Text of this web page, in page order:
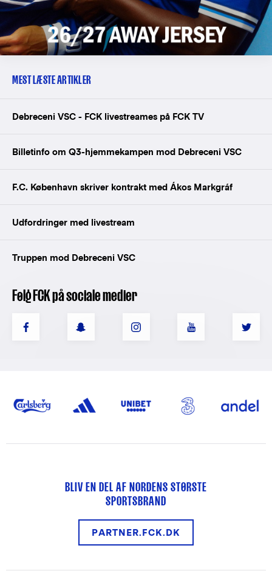
MEST LÆSTE ARTIKLER
Debreceni VSC - FCK livestreames på FCK TV
Billetinfo om Q3-hjemmekampen mod Debreceni VSC
F.C. København skriver kontrakt med Ákos Markgráf
Udfordringer med livestream
Truppen mod Debreceni VSC
Følg FCK på sociale medier
BLIV EN DEL AF NORDENS STØRSTE
SPORTSBRAND
PARTNER.FCK.DK